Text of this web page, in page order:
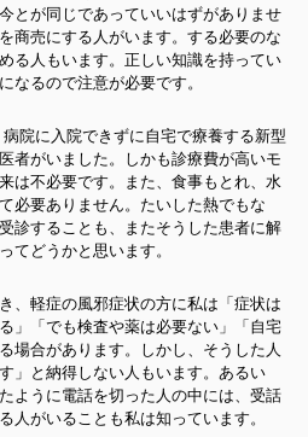
とが同じであっていいはずがありませ
商売にする人がいます。する必要のな
る人もいます。正しい知識を持ってい
なるので注意が必要です。
院に入院できずに自宅で療養する新型
者がいました。しかも診療費が高いモ
は不必要です。また、食事もとれ、水
必要ありません。たいした熱でもな
診することも、またそうした患者に解
てどうかと思います。
、軽症の風邪症状の方に私は「症状は
」「でも検査や薬は必要ない」「自宅
場合があります。しかし、そうした人
」と納得しない人もいます。あるい
ように電話を切った人の中には、受話
人がいることも私は知っています。